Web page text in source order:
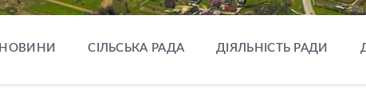
НОВИНИ СІЛЬСЬКА РАДА ДІЯЛЬНІСТЬ РАДИ